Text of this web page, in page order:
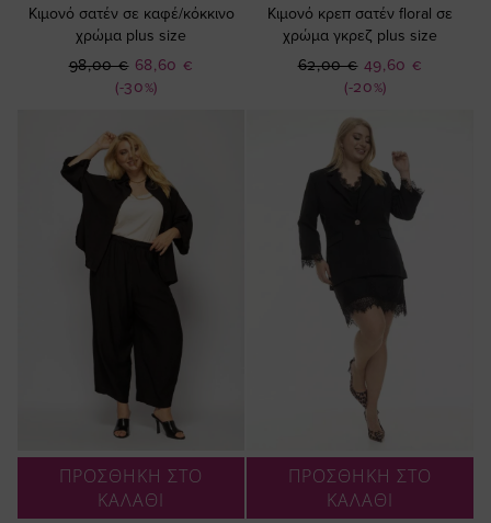
Κιμονό σατέν σε καφέ/κόκκινο
χρώμα plus size
(-30%)
Ειδική
Τιμή
68,60 €
98,00 €
Κιμονό κρεπ σατέν floral σε
χρώμα γκρεζ plus size
(-20%)
Ειδική
Τιμή
49,60 €
62,00 €
ΠΡΟΣΘΗΚΗ ΣΤΟ
ΚΑΛΑΘΙ
ΠΡΟΣΘΗΚΗ ΣΤΟ
ΚΑΛΑΘΙ